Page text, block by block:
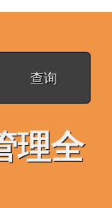
理全